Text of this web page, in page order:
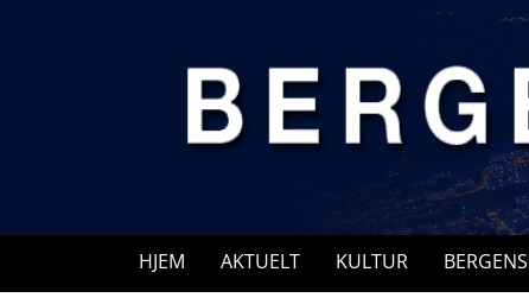
HJEM AKTUELT KULTUR